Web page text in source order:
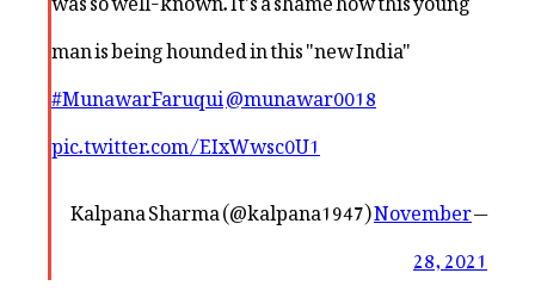
man is being hounded in this "new India"
#MunawarFaruqui@munawar0018
pic.twitter.com/EIxWwsc0U1
— Kalpana Sharma (@kalpana1947)
November
28, 2021